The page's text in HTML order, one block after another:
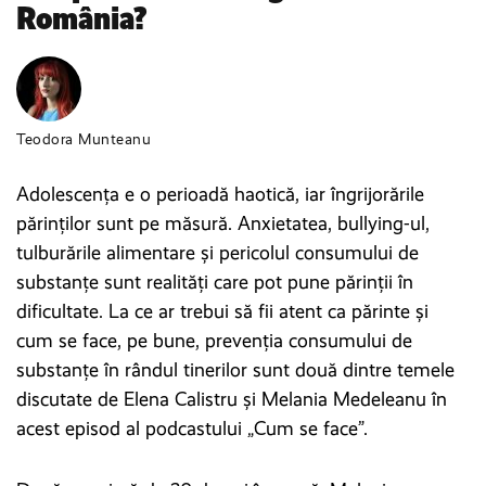
România?
Teodora Munteanu
Adolescența e o perioadă haotică, iar îngrijorările
părinților sunt pe măsură. Anxietatea, bullying-ul,
tulburările alimentare și pericolul consumului de
substanțe sunt realități care pot pune părinții în
dificultate. La ce ar trebui să fii atent ca părinte și
cum se face, pe bune, prevenția consumului de
substanțe în rândul tinerilor sunt două dintre temele
discutate de Elena Calistru și Melania Medeleanu în
acest episod al podcastului „Cum se face”.